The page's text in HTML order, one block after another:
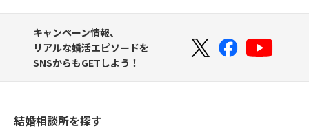
キャンペーン情報、
リアルな婚活エピソードを
SNSからもGETしよう！
結婚相談所を探す